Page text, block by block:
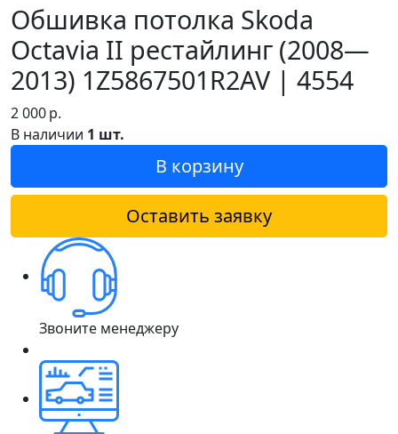
Обшивка потолка Skoda
Octavia II рестайлинг (2008—
2013) 1Z5867501R2AV | 4554
2 000р.
В наличии 1 шт.
В корзину
Оставить заявку
Звоните менеджеру